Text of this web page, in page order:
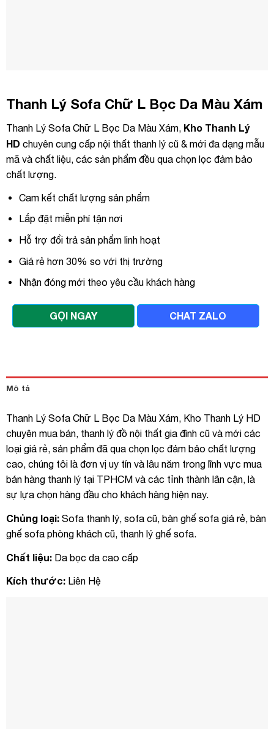
Thanh Lý Sofa Chữ L Bọc Da Màu Xám
Thanh Lý Sofa Chữ L Bọc Da Màu Xám, Kho Thanh Lý
HD chuyên cung cấp nội thất thanh lý cũ & mới đa dạng mẫu
mã và chất liệu, các sản phẩm đều qua chọn lọc đảm bảo
chất lượng.
Cam kết chất lượng sản phẩm
Lắp đặt miễn phí tận nơi
Hỗ trợ đổi trả sản phẩm linh hoạt
Giá rẻ hơn 30% so với thị trường
Nhận đóng mới theo yêu cầu khách hàng
GỌI NGAY CHAT ZALO
Mô tả
Thanh Lý Sofa Chữ L Bọc Da Màu Xám, Kho Thanh Lý HD
chuyên mua bán, thanh lý đồ nội thất gia đình cũ và mới các
loại giá rẻ, sản phẩm đã qua chọn lọc đảm bảo chất lượng
cao, chúng tôi là đơn vị uy tín và lâu năm trong lĩnh vực mua
bán hàng thanh lý tại TPHCM và các tỉnh thành lân cận, là
sự lựa chọn hàng đầu cho khách hàng hiện nay.
Chủng loại: Sofa thanh lý, sofa cũ, bàn ghế sofa giá rẻ, bàn
ghế sofa phòng khách cũ, thanh lý ghế sofa.
Chất liệu: Da bọc da cao cấp
Kích thước: Liên Hệ